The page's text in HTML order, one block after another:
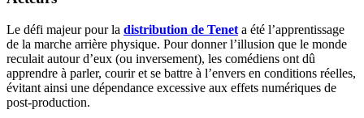
Le défi majeur pour la distribution de Tenet a été l’apprentissage
de la marche arrière physique. Pour donner l’illusion que le monde
reculait autour d’eux (ou inversement), les comédiens ont dû
apprendre à parler, courir et se battre à l’envers en conditions réelles,
évitant ainsi une dépendance excessive aux effets numériques de
post-production.